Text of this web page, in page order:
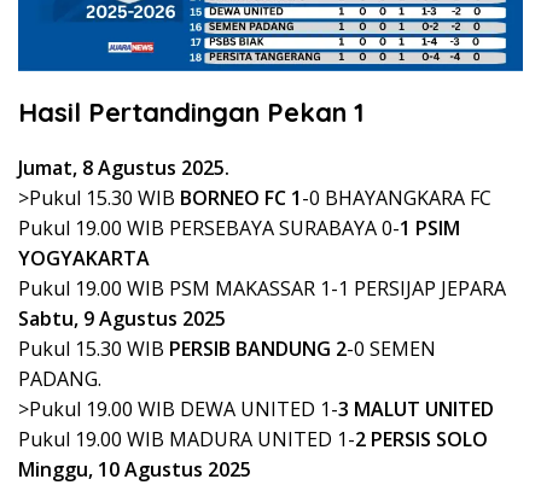
Hasil Pertandingan Pekan 1
Jumat, 8 Agustus 2025.
>Pukul 15.30 WIB BORNEO FC 1-0 BHAYANGKARA FC
Pukul 19.00 WIB PERSEBAYA SURABAYA 0-1 PSIM
YOGYAKARTA
Pukul 19.00 WIB PSM MAKASSAR 1-1 PERSIJAP JEPARA
Sabtu, 9 Agustus 2025
Pukul 15.30 WIB PERSIB BANDUNG 2-0 SEMEN
PADANG.
>Pukul 19.00 WIB DEWA UNITED 1-3 MALUT UNITED
Pukul 19.00 WIB MADURA UNITED 1-2 PERSIS SOLO
Minggu, 10 Agustus 2025